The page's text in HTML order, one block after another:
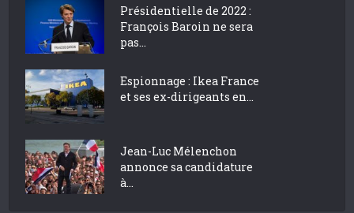
Présidentielle de 2022 :
François Baroin ne sera
pas...
Espionnage : Ikea France
et ses ex-dirigeants en...
Jean-Luc Mélenchon
annonce sa candidature
à...